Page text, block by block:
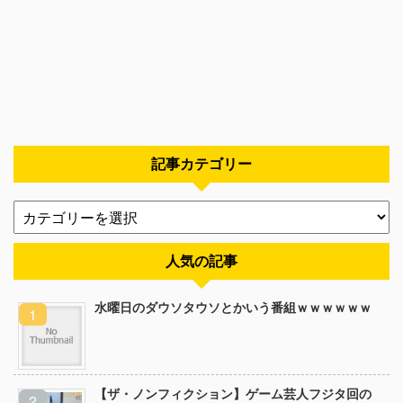
記事カテゴリー
人気の記事
水曜日のダウソタウソとかいう番組ｗｗｗｗｗｗ
【ザ・ノンフィクション】ゲーム芸人フジタ回の